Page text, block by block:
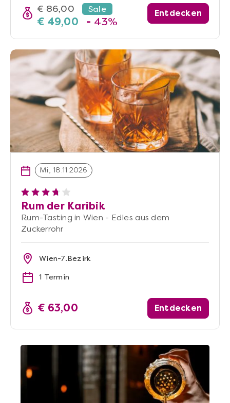
€ 86,00 Sale
€ 49,00 - 43%
Entdecken
Mi, 18.11.2026
Rum der Karibik
Rum-Tasting in Wien - Edles aus dem
Zuckerrohr
Wien-7.Bezirk
1 Termin
€ 63,00 Entdecken